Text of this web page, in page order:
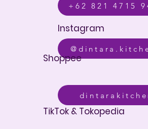
+62 821 4715
Instagram
Shoppee
TikTok & Tokopedia